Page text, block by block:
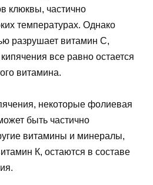
клюквы, частично
температурах. Однако
разрушает витамин С,
все равно остается
витамина.
некоторые фолиевая
быть частично
витамины и минералы,
К, остаются в составе